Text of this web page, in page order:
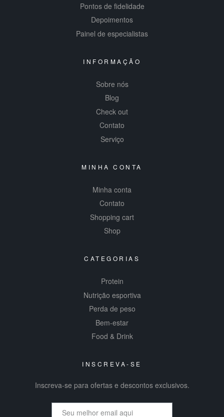
Pontos de fidelidade
Depoimentos
Painel de especialistas
INFORMAÇÃO
Sobre nós
Blog
Check out
Contato
Serviço
MINHA CONTA
Minha conta
Contato
Shopping cart
Shop
CATEGORIAS
Protein
Nutrição esportiva
Perda de peso
Bem-estar
Food & Drink
INSCREVA-SE
Inscreva-se para ofertas e descontos exclusivos.